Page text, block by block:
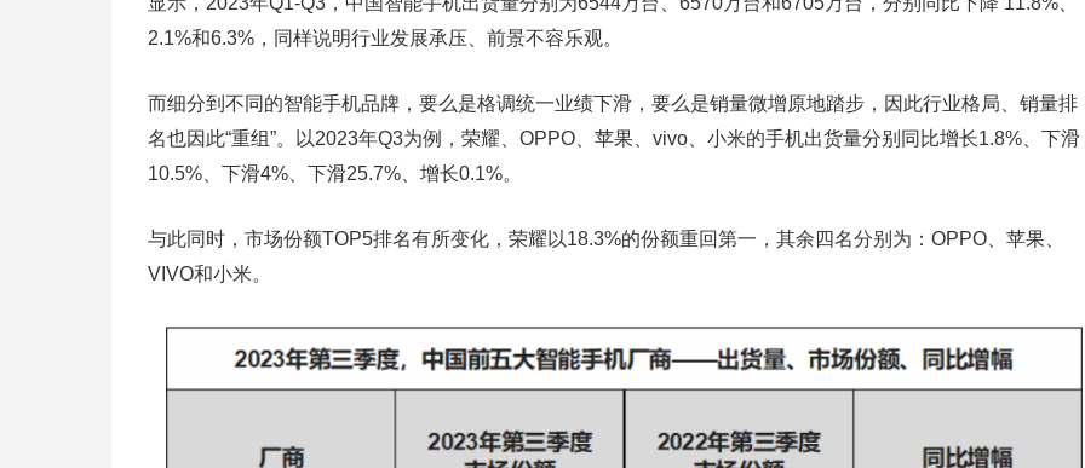
2.1%和6.3%，同样说明行业发展承压、前景不容乐观。
而细分到不同的智能手机品牌，要么是格调统一业绩下滑，要么是销量微增原地踏步，因此行业格局、销量排
名也因此“重组”。以2023年Q3为例，荣耀、OPPO、苹果、vivo、小米的手机出货量分别同比增长1.8%、下滑
10.5%、下滑4%、下滑25.7%、增长0.1%。
与此同时，市场份额TOP5排名有所变化，荣耀以18.3%的份额重回第一，其余四名分别为：OPPO、苹果、
VIVO和小米。